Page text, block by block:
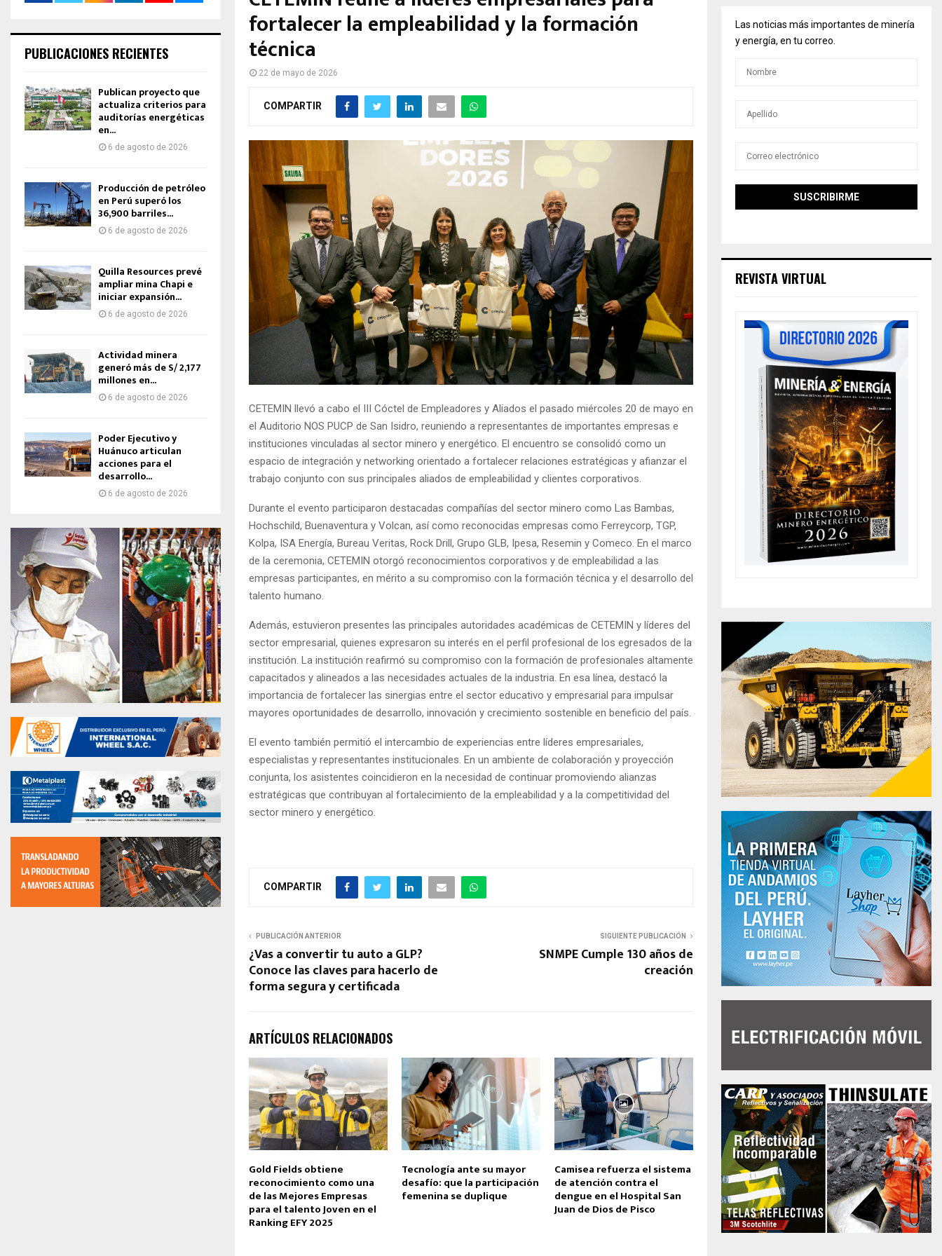
fortalecer la empleabilidad y la formación
técnica
22 de mayo de 2026
COMPARTIR
CETEMIN llevó a cabo el III Cóctel de Empleadores y Aliados el pasado miércoles 20 de mayo en
el Auditorio NOS PUCP de San Isidro, reuniendo a representantes de importantes empresas e
instituciones vinculadas al sector minero y energético. El encuentro se consolidó como un
espacio de integración y networking orientado a fortalecer relaciones estratégicas y afianzar el
trabajo conjunto con sus principales aliados de empleabilidad y clientes corporativos.
Durante el evento participaron destacadas compañías del sector minero como Las Bambas,
Hochschild, Buenaventura y Volcan, así como reconocidas empresas como Ferreycorp, TGP,
Kolpa, ISA Energía, Bureau Veritas, Rock Drill, Grupo GLB, Ipesa, Resemin y Comeco. En el marco
de la ceremonia, CETEMIN otorgó reconocimientos corporativos y de empleabilidad a las
empresas participantes, en mérito a su compromiso con la formación técnica y el desarrollo del
talento humano.
Además, estuvieron presentes las principales autoridades académicas de CETEMIN y líderes del
sector empresarial, quienes expresaron su interés en el perfil profesional de los egresados de la
institución. La institución reafirmó su compromiso con la formación de profesionales altamente
capacitados y alineados a las necesidades actuales de la industria. En esa línea, destacó la
importancia de fortalecer las sinergias entre el sector educativo y empresarial para impulsar
mayores oportunidades de desarrollo, innovación y crecimiento sostenible en beneficio del país.
El evento también permitió el intercambio de experiencias entre líderes empresariales,
especialistas y representantes institucionales. En un ambiente de colaboración y proyección
conjunta, los asistentes coincidieron en la necesidad de continuar promoviendo alianzas
estratégicas que contribuyan al fortalecimiento de la empleabilidad y a la competitividad del
sector minero y energético.
COMPARTIR
PUBLICACIÓN ANTERIOR
¿Vas a convertir tu auto a GLP?
Conoce las claves para hacerlo de
forma segura y certificada
SIGUIENTE PUBLICACIÓN
SNMPE Cumple 130 años de
creación
ARTÍCULOS RELACIONADOS
Gold Fields obtiene
reconocimiento como una
de las Mejores Empresas
para el talento Joven en el
Ranking EFY 2025
Tecnología ante su mayor
desafío: que la participación
femenina se duplique
Camisea refuerza el sistema
de atención contra el
dengue en el Hospital San
Juan de Dios de Pisco
PUBLICACIONES RECIENTES
Publican proyecto que
actualiza criterios para
auditorías energéticas
en...
6 de agosto de 2026
Producción de petróleo
en Perú superó los
36,900 barriles...
6 de agosto de 2026
Quilla Resources prevé
ampliar mina Chapi e
iniciar expansión...
6 de agosto de 2026
Actividad minera
generó más de S/ 2,177
millones en...
6 de agosto de 2026
Poder Ejecutivo y
Huánuco articulan
acciones para el
desarrollo...
6 de agosto de 2026
Las noticias más importantes de minería
y energía, en tu correo.
REVISTA VIRTUAL